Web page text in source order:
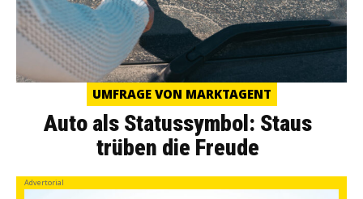
UMFRAGE VON MARKTAGENT
Auto als Statussymbol: Staus
trüben die Freude
Advertorial